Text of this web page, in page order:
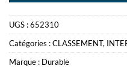
UGS :652310
Catégories :CLASSEMENT,
Marque : Durable